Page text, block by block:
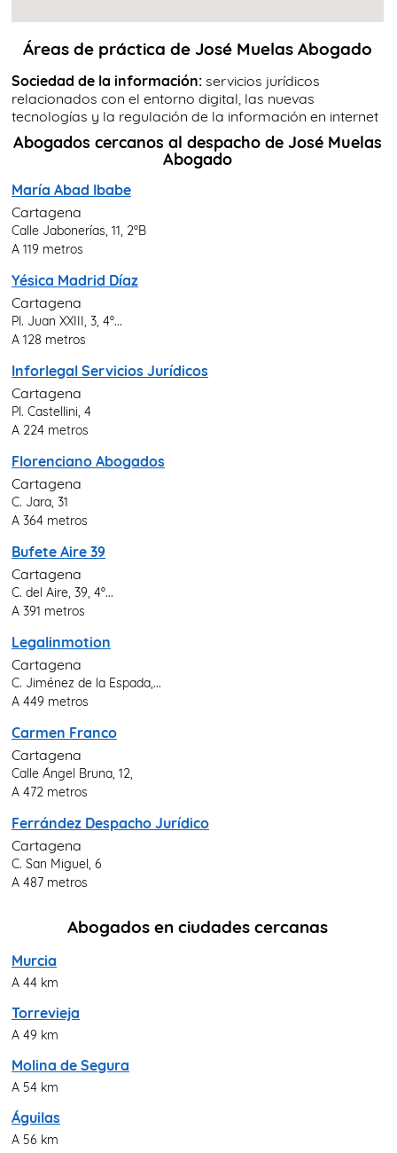
Áreas de práctica de José Muelas Abogado
Sociedad de la información: servicios jurídicos
relacionados con el entorno digital, las nuevas
tecnologías y la regulación de la información en internet
Abogados cercanos al despacho de José Muelas
Abogado
María Abad Ibabe
Cartagena
Calle Jabonerías, 11, 2ºB
A 119 metros
Yésica Madrid Díaz
Cartagena
Pl. Juan XXIII, 3, 4º...
A 128 metros
Inforlegal Servicios Jurídicos
Cartagena
Pl. Castellini, 4
A 224 metros
Florenciano Abogados
Cartagena
C. Jara, 31
A 364 metros
Bufete Aire 39
Cartagena
C. del Aire, 39, 4º...
A 391 metros
Legalinmotion
Cartagena
C. Jiménez de la Espada,...
A 449 metros
Carmen Franco
Cartagena
Calle Ángel Bruna, 12,
A 472 metros
Ferrández Despacho Jurídico
Cartagena
C. San Miguel, 6
A 487 metros
Abogados en ciudades cercanas
Murcia
A 44 km
Torrevieja
A 49 km
Molina de Segura
A 54 km
Águilas
A 56 km